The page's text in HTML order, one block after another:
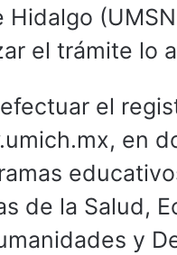
Hidalgo
el trámite lo
el
en
de la Salud,
y